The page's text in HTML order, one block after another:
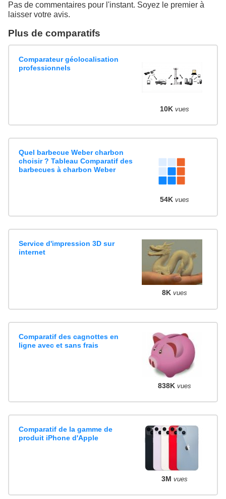
Pas de commentaires pour l'instant. Soyez le premier à
laisser votre avis.
Plus de comparatifs
Comparateur géolocalisation
professionnels
10K vues
Quel barbecue Weber charbon
choisir ? Tableau Comparatif des
barbecues à charbon Weber
54K vues
Service d'impression 3D sur
internet
8K vues
Comparatif des cagnottes en
ligne avec et sans frais
838K vues
Comparatif de la gamme de
produit iPhone d'Apple
3M vues